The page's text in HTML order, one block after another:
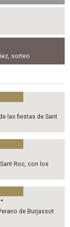
, sorteo
las fiestas de Sant
Roc, con los
de Burjassot